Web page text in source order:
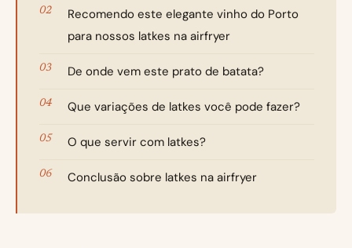
Recomendo este elegante vinho do Porto
para nossos latkes na airfryer
De onde vem este prato de batata?
Que variações de latkes você pode fazer?
O que servir com latkes?
Conclusão sobre latkes na airfryer